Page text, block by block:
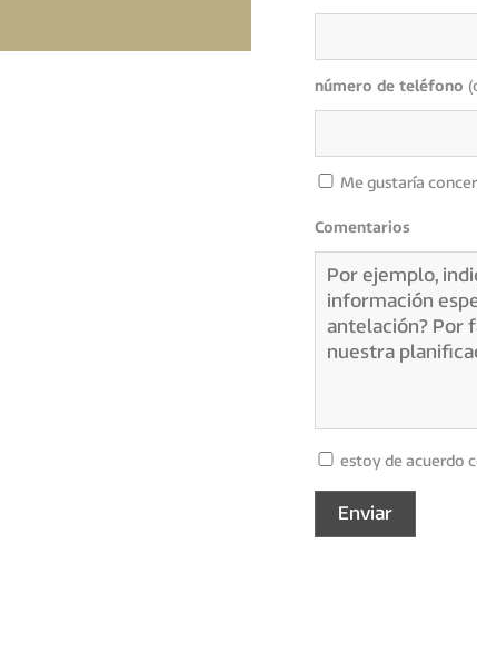
número de teléfono
Me gustaría
Comentarios
estoy de acuerdo